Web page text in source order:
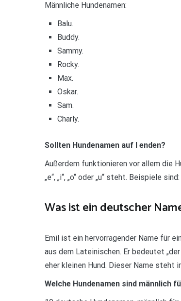
Männliche Hundenamen:
Balu.
Buddy.
Sammy.
Rocky.
Max.
Oskar.
Sam.
Charly.
Sollten Hundenamen auf I enden?
Außerdem funktionieren vor allem die
„e“, „i“, „o“ oder „u“ steht. Beispiele
Was ist ein deutscher
Emil ist ein hervorragender Name für
aus dem Lateinischen. Er bedeutet
eher kleinen Hund. Dieser Name steht
Welche Hundenamen sind männlich